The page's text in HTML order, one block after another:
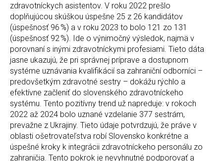
zdravotníckych asistentov. V roku 2022 prešlo
doplňujúcou skúškou úspešne 25 z 26 kandidátov
(úspešnosť 96 %) a v roku 2023 to bolo 121 zo 131
(úspešnosť 92 %). Ide o výnimočný výsledok, najmä v
porovnaní s inými zdravotníckymi profesiami. Tieto dáta
jasne ukazujú, že pri správnej príprave a dostupnom
systéme uznávania kvalifikácií sa zahraniční odborníci –
predovšetkým zdravotné sestry – dokážu rýchlo a
efektívne začleniť do slovenského zdravotníckeho
systému. Tento pozitívny trend už napreduje: v rokoch
2022 až 2024 bolo uznané vzdelanie 377 sestrám,
prevažne z Ukrajiny. Tieto údaje potvrdzujú, že práve v
oblasti ošetrovateľstva robí Slovensko konkrétne a
úspešné kroky k integrácii zdravotníckeho personálu zo
zahraničia. Tento pokrok je nevyhnutné podporovať a